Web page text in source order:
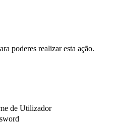
poderes realizar esta ação.
de Utilizador